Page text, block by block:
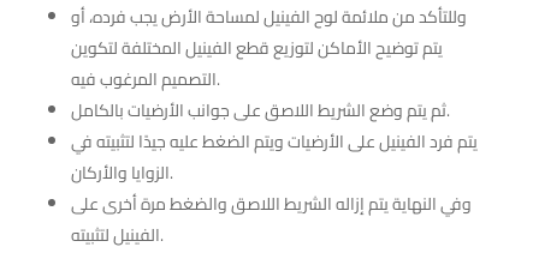
وللتأكد من ملائمة لوح الفينيل لمساحة الأرض يجب فرده، أو
يتم توضيح الأماكن لتوزيع قطع الفينيل المختلفة لتكوين
التصميم المرغوب فيه.
ثم يتم وضع الشريط اللاصق على جوانب الأرضيات بالكامل.
يتم فرد الفينيل على الأرضيات ويتم الضغط عليه جيدًا لتثبيته في
الزوايا والأركان.
وفي النهاية يتم إزاله الشريط اللاصق والضغط مرة أخرى على
الفينيل لتثبيته.